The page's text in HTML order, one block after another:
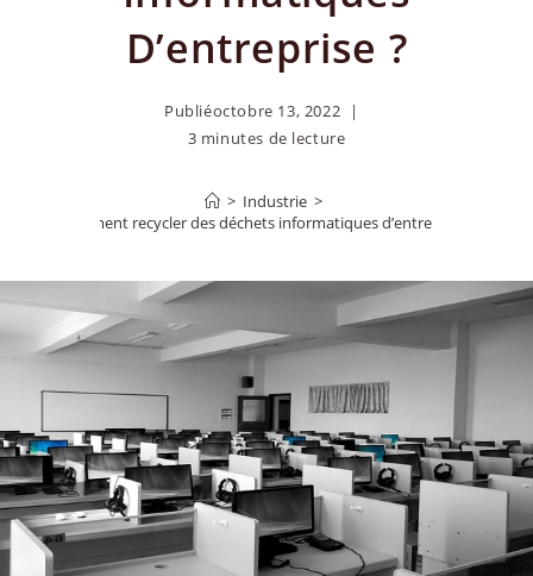
D’entreprise ?
Publiéoctobre 13, 2022
3 minutes de lecture
> Industrie >
Comment recycler des déchets informatiques d’entreprise ?